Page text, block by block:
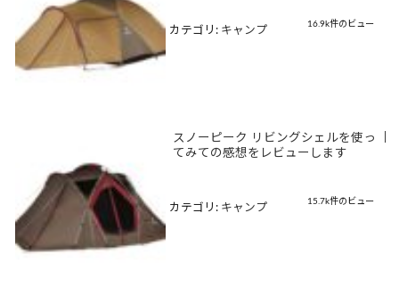
16.9k件のビュー
カテゴリ: キャンプ
スノーピーク リビングシェルを使っ
てみての感想をレビューします
15.7k件のビュー
カテゴリ: キャンプ